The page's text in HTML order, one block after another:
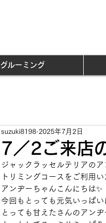
グルーミング
7／2ご来店
suzuki8198 2025年7月2日
ジャックラッセルテリアの
トリミングコースをご利用
アンヂーちゃんこんにちは✨
今回もとっても元気いっ
とっても甘えたさんのアン